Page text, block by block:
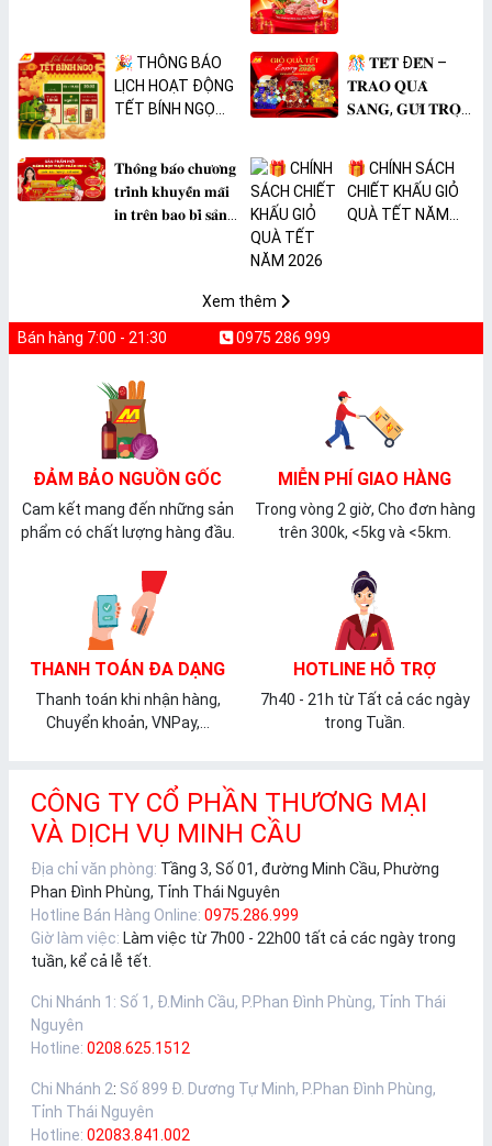
🎉 THÔNG BÁO
LỊCH HOẠT ĐỘNG
TẾT BÍNH NGỌ
🎊 𝐓𝐄̂́𝐓 Đ𝐄̂́𝐍 –
𝐓𝐑𝐀𝐎 𝐐𝐔𝐀̀
𝐒𝐀𝐍𝐆, 𝐆𝐔̛̉𝐈 𝐓𝐑𝐎̣𝐍
𝐓𝐡𝐨̂𝐧𝐠 𝐛𝐚́𝐨 𝐜𝐡𝐮̛𝐨̛𝐧𝐠
𝐭𝐫𝐢̀𝐧𝐡 𝐤𝐡𝐮𝐲𝐞̂́𝐧 𝐦𝐚̃𝐢
𝐢𝐧 𝐭𝐫𝐞̂𝐧 𝐛𝐚𝐨 𝐛𝐢̀ 𝐬𝐚̉𝐧
🎁 CHÍNH SÁCH
CHIẾT KHẤU GIỎ
QUÀ TẾT NĂM
Xem thêm
Bán hàng 7:00 - 21:30 0975 286 999
ĐẢM BẢO NGUỒN GỐC
Cam kết mang đến những sản
phẩm có chất lượng hàng đầu.
MIỄN PHÍ GIAO HÀNG
Trong vòng 2 giờ, Cho đơn hàng
trên 300k, <5kg và <5km.
THANH TOÁN ĐA DẠNG
Thanh toán khi nhận hàng,
Chuyển khoản, VNPay,...
HOTLINE HỖ TRỢ
7h40 - 21h từ Tất cả các ngày
trong Tuần.
CÔNG TY CỔ PHẦN THƯƠNG MẠI
VÀ DỊCH VỤ MINH CẦU
Địa chỉ văn phòng: Tầng 3, Số 01, đường Minh Cầu, Phường
Phan Đình Phùng, Tỉnh Thái Nguyên
Hotline Bán Hàng Online: 0975.286.999
Giờ làm việc: Làm việc từ 7h00 - 22h00 tất cả các ngày trong
tuần, kể cả lễ tết.
Chi Nhánh 1 : Số 1, Đ.Minh Cầu, P.Phan Đình Phùng, Tỉnh Thái
Nguyên
Hotline: 0208.625.1512
Chi Nhánh 2: Số 899 Đ. Dương Tự Minh, P.Phan Đình Phùng,
Tỉnh Thái Nguyên
Hotline: 02083.841.002